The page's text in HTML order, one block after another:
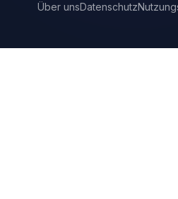
Über unsDatenschutz